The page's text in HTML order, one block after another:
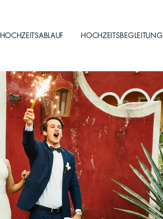
HOCHZEITSABLAUF HOCHZEITSBEGLEITUNG